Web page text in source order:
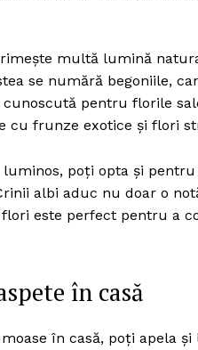
multă lumină
se numără begoniile,
pentru florile
cu frunze exotice și flori
poți opta și
albi aduc nu doar o
este perfect pentru a
în casă
în casă, poți apela